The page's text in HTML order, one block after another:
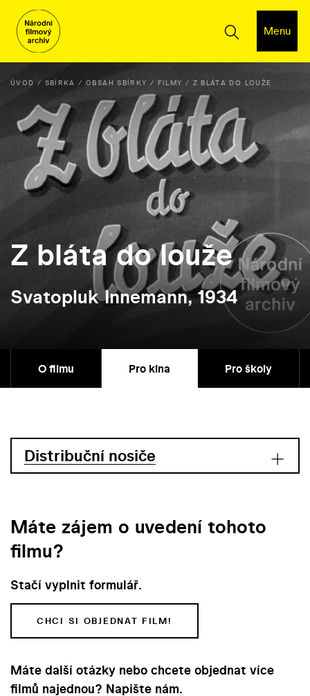
Menu
ÚVOD SBÍRKA OBSAH SBÍRKY FILMY Z BLÁTA DO LOUŽE
Z bláta do louže
Svatopluk Innemann, 1934
O filmu Pro kina Pro školy
Distribuční nosiče
Máte zájem o uvedení tohoto
filmu?
Stačí vyplnit formulář.
CHCI SI OBJEDNAT FILM!
Máte další otázky nebo chcete objednat více
filmů najednou? Napište nám.